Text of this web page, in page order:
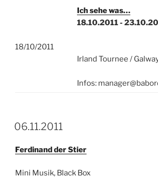
18/10/2011
Ich sehe was…
18.10.2011 -
Irland Tournee /
Infos:
06.11.2011
Ferdinand der Stier
Mini Musik, Black Box